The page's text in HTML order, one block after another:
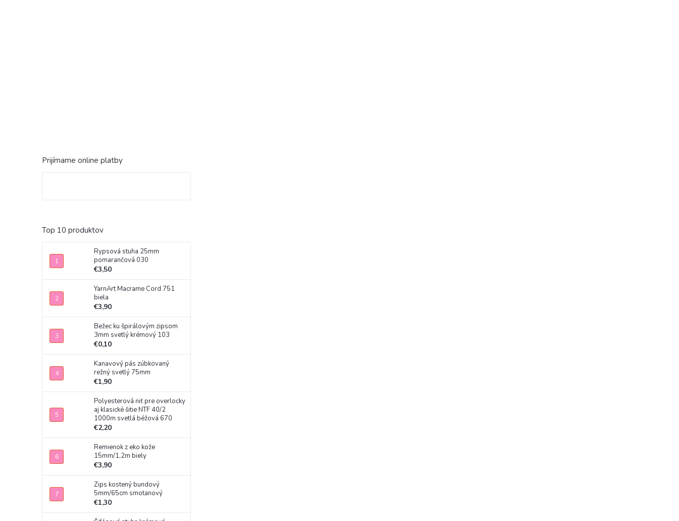
Prijímame online platby
Top 10 produktov
Rypsová stuha 25mm
pomarančová 030
€3,50
YarnArt Macrame Cord 751
biela
€3,90
Bežec ku špirálovým zipsom
3mm svetlý krémový 103
€0,10
Kanavový pás zúbkovaný
režný svetlý 75mm
€1,90
Polyesterová niť pre overlocky
aj klasické šitie NTF 40/2
1000m svetlá béžová 670
€2,20
Remienok z eko kože
15mm/1,2m biely
€3,90
Zips kostený bundový
5mm/65cm smotanový
€1,30